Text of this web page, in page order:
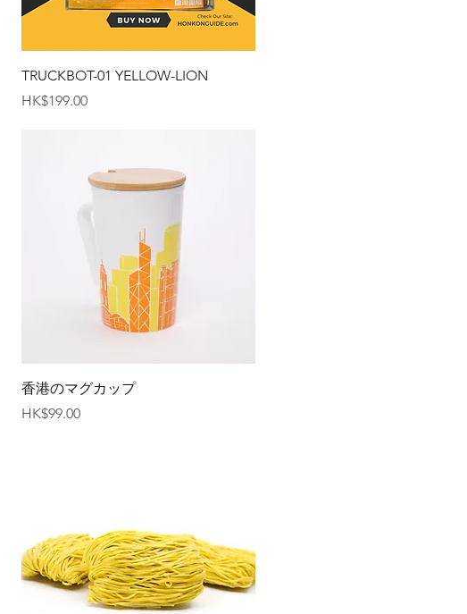
クイックビュー
TRUCKBOT-01 YELLOW-LION
価格
HK$199.00
クイックビュー
香港のマグカップ
価格
HK$99.00